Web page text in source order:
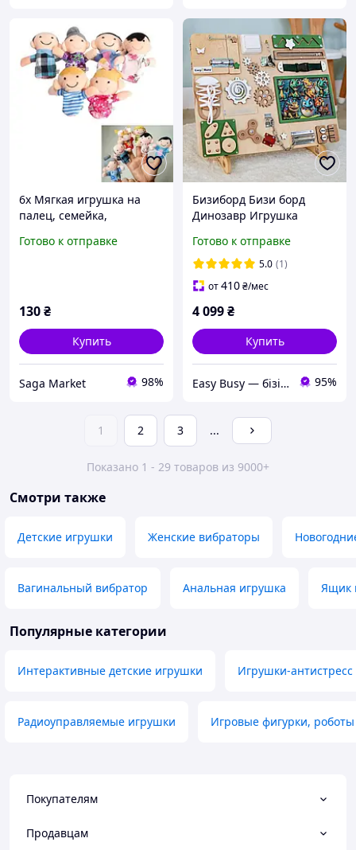
6x Мягкая игрушка на
палец, семейка,
Готово к отправке
130₴
Купить
Saga Market 98%
Бизиборд Бизи борд
Динозавр Игрушка
Развивающая Доска,
Подарок на Год ребенку
Бизикуб 1 Годик
Готово к отправке
5.0 (1)
от410₴/мес
4 099₴
Купить
Easy Busy — бізіборди та реабілітаційні дошки для дітей і дорослих 95%
1 2 3 ...
Показано 1 - 29 товаров из 9000+
Смотри также
Детские игрушки Женские вибраторы
Вагинальный вибратор Анальная игрушка Ящик
Популярные категории
Интерактивные детские игрушки Игрушки-антистресс
Радиоуправляемые игрушки Игровые фигурки,
Покупателям
Продавцам